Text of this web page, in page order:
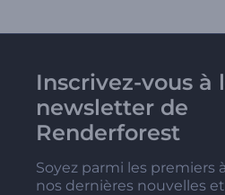
Inscrivez-vous à
newsletter de
Renderforest
Soyez parmi les premiers
nos dernières nouvelles